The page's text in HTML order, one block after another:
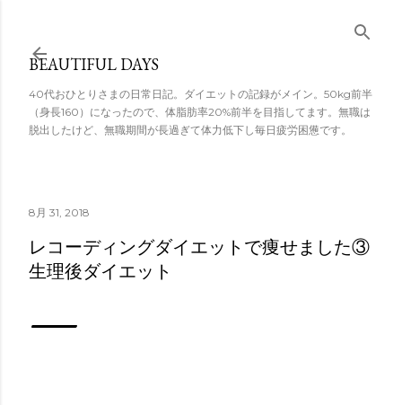
スキップしてメ
イン コンテンツ
に移動
BEAUTIFUL DAYS
40代おひとりさまの日常日記。ダイエットの記録がメイン。50kg前半
（身長160）になったので、体脂肪率20%前半を目指してます。無職は
脱出したけど、無職期間が長過ぎて体力低下し毎日疲労困憊です。
8月 31, 2018
レコーディングダイエットで痩せました③
生理後ダイエット